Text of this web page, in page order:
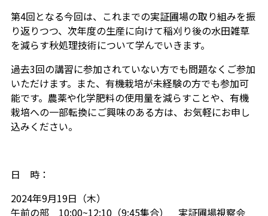
第4回となる今回は、これまでの実証圃場の取り組みを振
り返りつつ、次年度の生産に向けて稲刈り後の水田雑草
を減らす秋処理技術について学んでいきます。
過去3回の講習に参加されていない方でも問題なくご参加
いただけます。また、有機栽培が未経験の方でも参加可
能です。農薬や化学肥料の使用量を減らすことや、有機
栽培への一部転換にご興味のある方は、お気軽にお申し
込みください。
日 時：
2024年9月19日（木）
午前の部 10:00~12:10（9:45集合） 実証圃場視察会